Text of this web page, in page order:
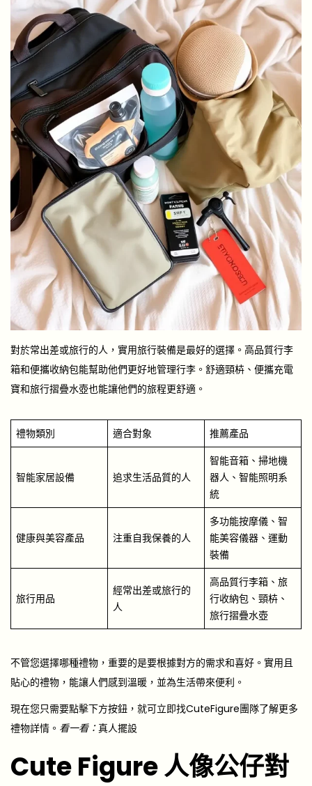
對於常出差或旅行的人，實用旅行裝備是最好的選擇。高品質行李
箱和便攜收納包能幫助他們更好地管理行李。舒適頸枿、便攜充電
寶和旅行摺疊水壺也能讓他們的旅程更舒適。
禮物類別 適合對象 推薦產品
智能家居設備 追求生活品質的人
智能音箱、掃地機
器人、智能照明系
統
健康與美容產品 注重自我保養的人
多功能按摩儀、智
能美容儀器、運動
裝備
旅行用品
經常出差或旅行的
人
高品質行李箱、旅
行收納包、頸枿、
旅行摺疊水壺
不管您選擇哪種禮物，重要的是要根據對方的需求和喜好。實用且
貼心的禮物，能讓人們感到溫暖，並為生活帶來便利。
現在您只需要點擊下方按鈕，就可立即找CuteFigure團隊了解更多
禮物詳情。 看一看：真人擺設
Cute Figure人像公仔對